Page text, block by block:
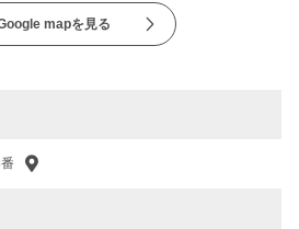
mapを見る